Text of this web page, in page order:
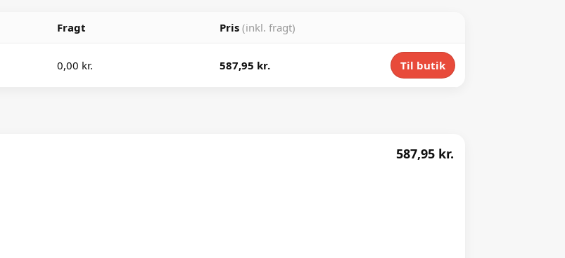
Fragt Pris (inkl. fragt)
0,00 kr. 587,95 kr. Til butik
587,95 kr.